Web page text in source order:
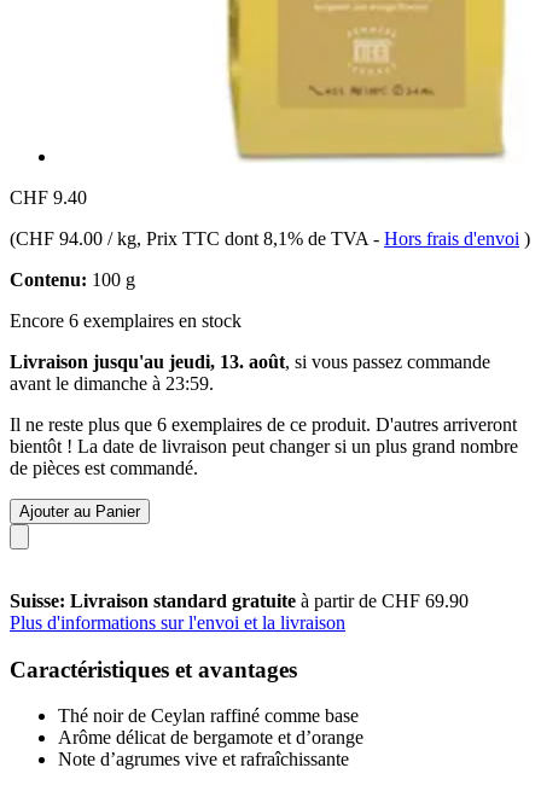
CHF 9.40
(CHF 94.00 / kg, Prix TTC dont 8,1% de TVA - Hors frais d'envoi )
Contenu: 100 g
Encore 6 exemplaires en stock
Livraison jusqu'au jeudi, 13. août, si vous passez commande
avant le dimanche à 23:59.
Il ne reste plus que 6 exemplaires de ce produit. D'autres arriveront
bientôt ! La date de livraison peut changer si un plus grand nombre
de pièces est commandé.
Ajouter au Panier
Suisse: Livraison standard gratuite à partir de CHF 69.90
Plus d'informations sur l'envoi et la livraison
Caractéristiques et avantages
Thé noir de Ceylan raffiné comme base
Arôme délicat de bergamote et d’orange
Note d’agrumes vive et rafraîchissante